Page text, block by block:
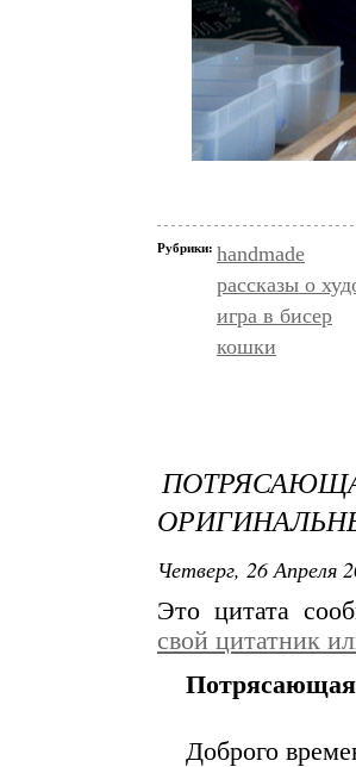
Рубрики: handmade
рассказы о
игра в бисер
кошки
Четверг, 26 Апреля
Это цитата
свой цитатник
Потрясающая
Доброго